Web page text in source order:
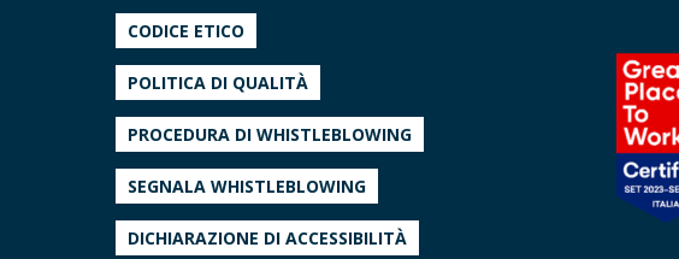
CODICE ETICO
POLITICA DI QUALITÀ
PROCEDURA DI WHISTLEBLOWING
SEGNALA WHISTLEBLOWING
DICHIARAZIONE DI ACCESSIBILITÀ